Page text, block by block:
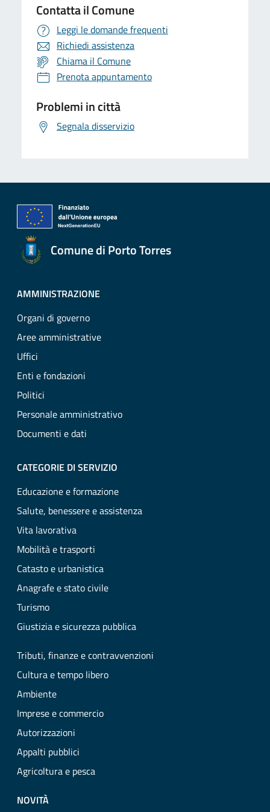
Contatta il Comune
Leggi le domande frequenti
Richiedi assistenza
Chiama il Comune
Prenota appuntamento
Problemi in città
Segnala disservizio
Comune di Porto Torres
AMMINISTRAZIONE
Organi di governo
Aree amministrative
Uffici
Enti e fondazioni
Politici
Personale amministrativo
Documenti e dati
CATEGORIE DI SERVIZIO
Educazione e formazione
Salute, benessere e assistenza
Vita lavorativa
Mobilità e trasporti
Catasto e urbanistica
Anagrafe e stato civile
Turismo
Giustizia e sicurezza pubblica
Tributi, finanze e contravvenzioni
Cultura e tempo libero
Ambiente
Imprese e commercio
Autorizzazioni
Appalti pubblici
Agricoltura e pesca
NOVITÀ